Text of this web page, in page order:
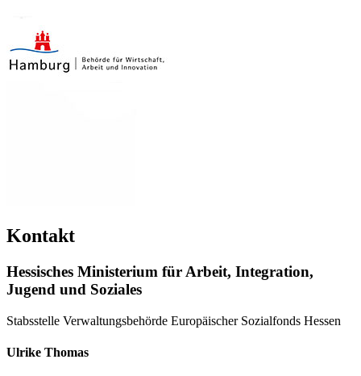
Kontakt
Hessisches Ministerium für Arbeit, Integration,
Jugend und Soziales
Stabsstelle Verwaltungsbehörde Europäischer Sozialfonds Hessen
Ulrike Thomas